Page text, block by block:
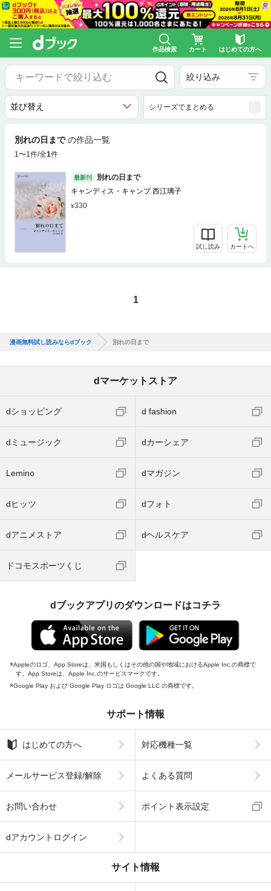
作品検索 カート はじめての方へ
絞り込み
シリーズでまとめる
別れの日まで の作品一覧
1〜1件/全1件
最新刊
別れの日まで
キャンディス・キャンプ 西江璃子
330
試し読み カートへ
1
漫画無料試し読みならdブック 別れの日まで
dマーケットストア
dショッピング d fashion
dミュージック dカーシェア
Lemino dマガジン
dヒッツ dフォト
dアニメストア dヘルスケア
ドコモスポーツくじ
dブックアプリのダウンロードはコチラ
Appleのロゴ、App Storeは、米国もしくはその他の国や地域におけるApple Inc.の商標で
す。App Storeは、Apple Inc.のサービスマークです。
Google Play および Google Play ロゴは Google LLC の商標です。
サポート情報
はじめての方へ 対応機種一覧
メールサービス登録/解除 よくある質問
お問い合わせ ポイント表示設定
dアカウントログイン
サイト情報